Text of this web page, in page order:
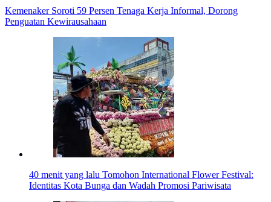
Kemenaker Soroti 59 Persen Tenaga Kerja Informal, Dorong
Penguatan Kewirausahaan
40 menit yang lalu Tomohon International Flower Festival:
Identitas Kota Bunga dan Wadah Promosi Pariwisata